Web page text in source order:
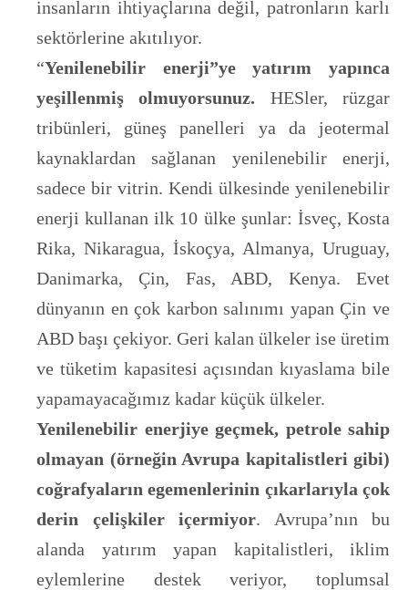
insanların ihtiyaçlarına değil, patronların karlı
sektörlerine akıtılıyor.
“Yenilenebilir enerji”ye yatırım yapınca
yeşillenmiş olmuyorsunuz. HESler, rüzgar
tribünleri, güneş panelleri ya da jeotermal
kaynaklardan sağlanan yenilenebilir enerji,
sadece bir vitrin. Kendi ülkesinde yenilenebilir
enerji kullanan ilk 10 ülke şunlar: İsveç, Kosta
Rika, Nikaragua, İskoçya, Almanya, Uruguay,
Danimarka, Çin, Fas, ABD, Kenya. Evet
dünyanın en çok karbon salınımı yapan Çin ve
ABD başı çekiyor. Geri kalan ülkeler ise üretim
ve tüketim kapasitesi açısından kıyaslama bile
yapamayacağımız kadar küçük ülkeler.
Yenilenebilir enerjiye geçmek, petrole sahip
olmayan (örneğin Avrupa kapitalistleri gibi)
coğrafyaların egemenlerinin çıkarlarıyla çok
derin çelişkiler içermiyor. Avrupa’nın bu
alanda yatırım yapan kapitalistleri, iklim
eylemlerine destek veriyor, toplumsal